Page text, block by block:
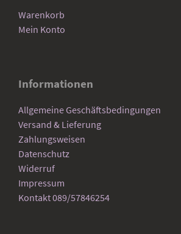
Warenkorb
Mein Konto
Informationen
Allgemeine Geschäftsbedingungen
Versand & Lieferung
Zahlungsweisen
Datenschutz
Widerruf
Impressum
Kontakt 089/57846254